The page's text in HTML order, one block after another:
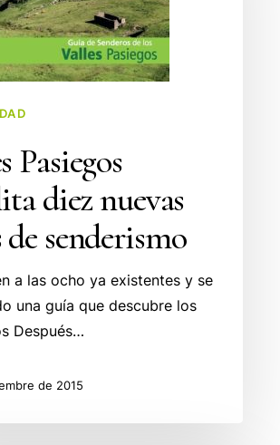
Pasiegos
diez nuevas
senderismo
a las ocho ya existentes y se
una guía que descubre los
Después…
de 2015